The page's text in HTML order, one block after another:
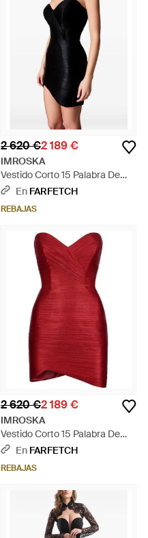
2 620 €2 189 €
IMROSKA
Vestido Corto 15 Palabra De
Honor - Negro
En FARFETCH
REBAJAS
2 620 €2 189 €
IMROSKA
Vestido Corto 15 Palabra De
Honor - Rojo
En FARFETCH
REBAJAS